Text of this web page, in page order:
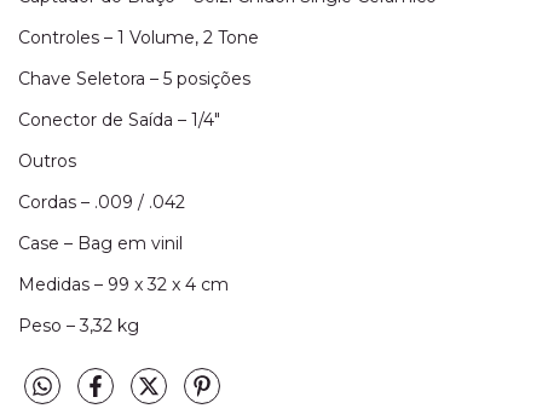
Controles – 1 Volume, 2 Tone
Chave Seletora – 5 posições
Conector de Saída – 1/4″
Outros
Cordas – .009 / .042
Case – Bag em vinil
Medidas – 99 x 32 x 4 cm
Peso – 3,32 kg